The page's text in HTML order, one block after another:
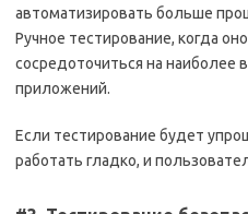
автоматизировать больше
Ручное тестирование, когда
сосредоточиться на наиболее
приложений.
Если тестирование будет
работать гладко, и